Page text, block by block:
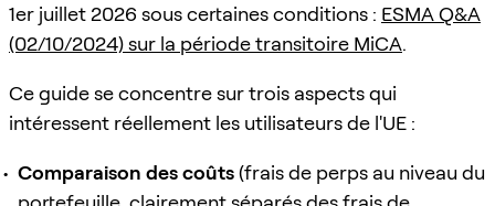
1er juillet 2026 sous certaines conditions : ESMA Q&A
(02/10/2024) sur la période transitoire MiCA.
Ce guide se concentre sur trois aspects qui
intéressent réellement les utilisateurs de l'UE :
Comparaison des coûts(frais de perps au niveau du